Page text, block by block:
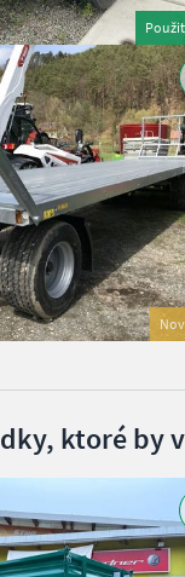
ktoré by